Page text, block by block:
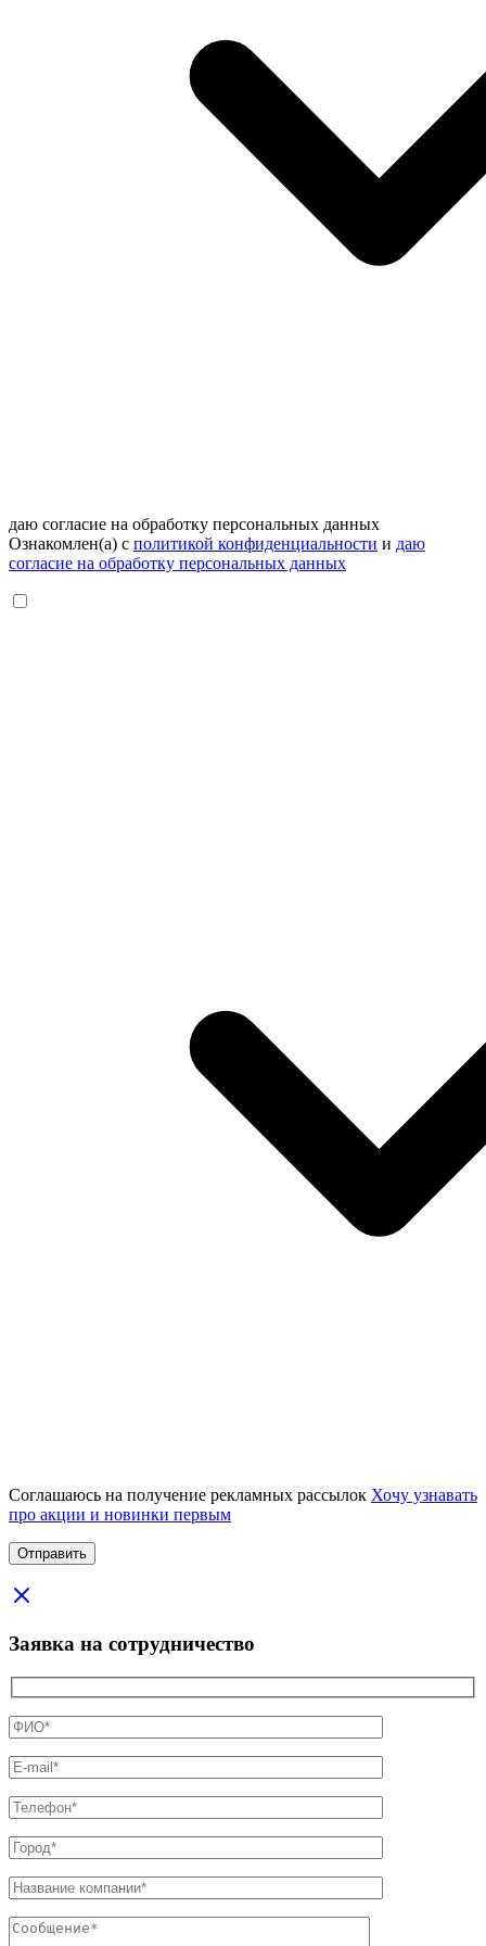
даю согласие на обработку персональных данных
Ознакомлен(а) с политикой конфиденциальности и даю
согласие на обработку персональных данных
Соглашаюсь на получение рекламных рассылок Хочу узнавать
про акции и новинки первым
Заявка на сотрудничество